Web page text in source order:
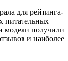
для рейтинга-
питательных
модели получили
и наиболее